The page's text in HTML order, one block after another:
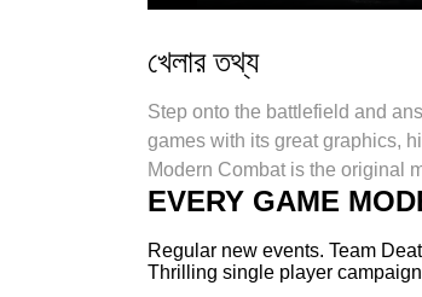
খেলার তথ্য
Step onto the battlefield and
games with its great graphics,
Modern Combat is the original
for a bit of instant warfare.
Fulfill your duty in the thrilling
save the world.
EVERY GAME
Regular new events. Team
Thrilling single player